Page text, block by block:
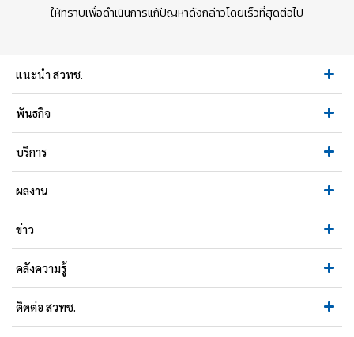
ให้ทราบเพื่อดำเนินการแก้ปัญหาดังกล่าวโดยเร็วที่สุดต่อไป
แนะนำ สวทช.
พันธกิจ
บริการ
ผลงาน
ข่าว
คลังความรู้
ติดต่อ สวทช.